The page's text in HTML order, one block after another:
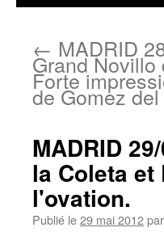
← MADRID
Grand Novillo
Forte
de Gomez
MADRID
la Coleta
l'ovation.
Publié le29 mai 2012par